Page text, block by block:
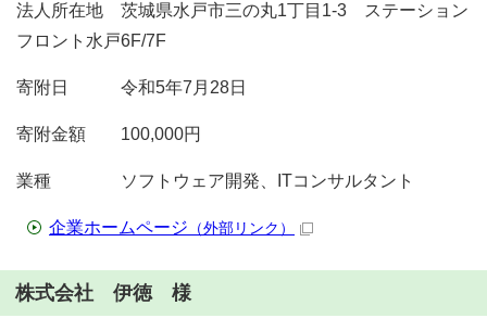
法人所在地 茨城県水戸市三の丸1丁目1-3 ステーション
フロント水戸6F/7F
寄附日 令和5年7月28日
寄附金額 100,000円
業種 ソフトウェア開発、ITコンサルタント
企業ホームページ （外部リンク）
株式会社 伊徳 様